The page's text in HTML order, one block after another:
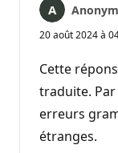
20 août 2024 à
Cette
traduite.
erreurs
étranges.